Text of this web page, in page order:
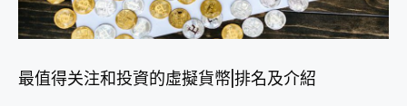
最值得关注和投資的虛擬貨幣|排名及介紹